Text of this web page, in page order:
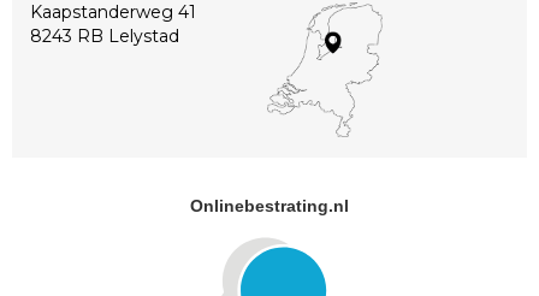
Kaapstanderweg 41
8243 RB Lelystad
Onlinebestrating.nl